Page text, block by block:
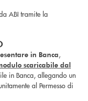
ABI tramite la
in Banca,
scaricabile dal
in Banca, allegando un
al Permesso di